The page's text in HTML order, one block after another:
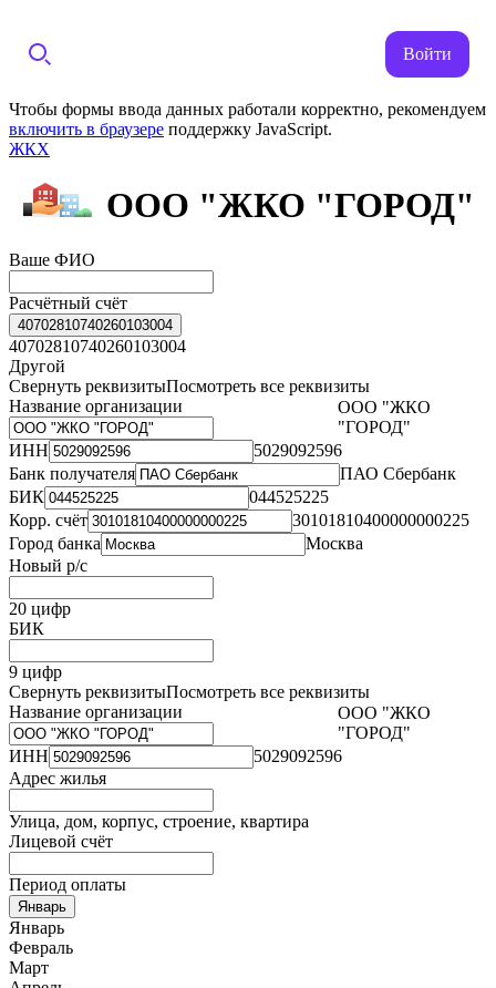
Войти
Чтобы формы ввода данных работали корректно, рекомендуем
включить в браузере поддержку JavaScript.
ЖКХ
ООО "ЖКО "ГОРОД"
Ваше ФИО
Расчётный счёт
40702810740260103004
40702810740260103004
Другой
Свернуть реквизитыПосмотреть все реквизиты
Название организации
ООО "ЖКО
"ГОРОД"
ИНН
5029092596
Банк получателя
ПАО Сбербанк
БИК
044525225
Корр. счёт
30101810400000000225
Город банка
Москва
Новый р/с
20 цифр
БИК
9 цифр
Свернуть реквизитыПосмотреть все реквизиты
Название организации
ООО "ЖКО
"ГОРОД"
ИНН
5029092596
Адрес жилья
Улица, дом, корпус, строение, квартира
Лицевой счёт
Период оплаты
Январь
Январь
Февраль
Март